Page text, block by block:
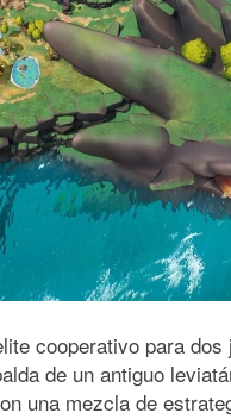
cooperativo para dos
de un antiguo
una mezcla de